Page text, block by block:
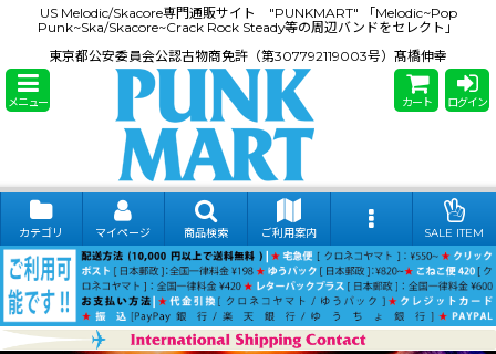
US Melodic/Skacore専門通販サイト "PUNKMART" 「Melodic~Pop
Punk~Ska/Skacore~Crack Rock Steady等の周辺バンドをセレクト」
東京都公安委員会公認古物商免許（第307792119003号）髙橋伸幸
メニュー カート ログイン
カテゴリ マイページ 商品検索 ご利用案内 SALE ITEM